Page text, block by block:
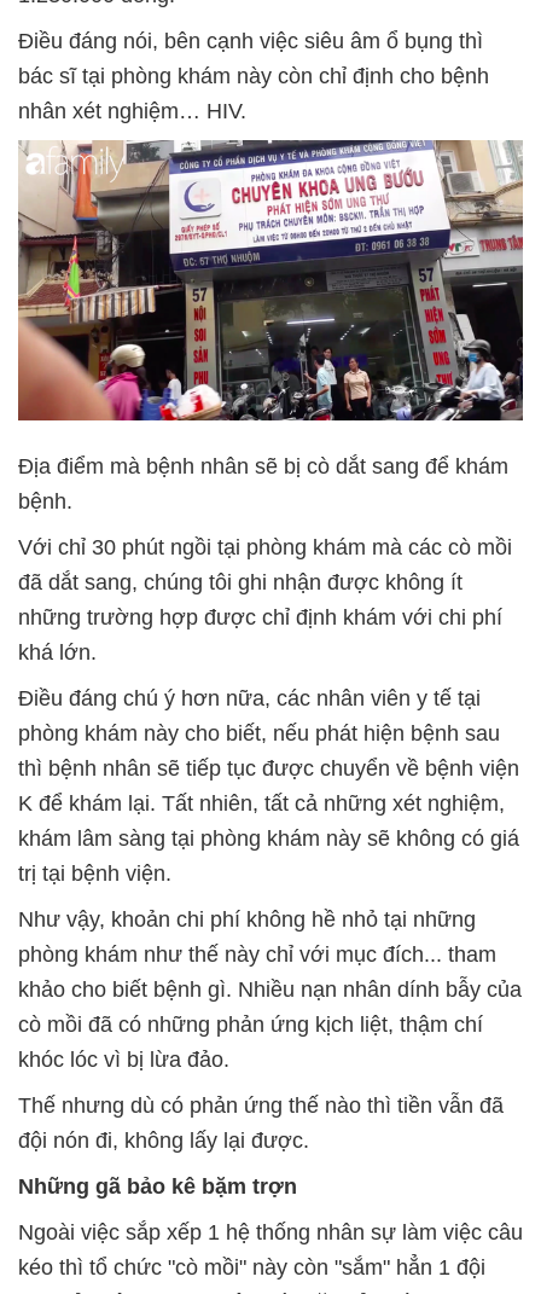
Điều đáng nói, bên cạnh việc siêu âm ổ bụng thì
bác sĩ tại phòng khám này còn chỉ định cho bệnh
nhân xét nghiệm… HIV.
Địa điểm mà bệnh nhân sẽ bị cò dắt sang để khám
bệnh.
Với chỉ 30 phút ngồi tại phòng khám mà các cò mồi
đã dắt sang, chúng tôi ghi nhận được không ít
những trường hợp được chỉ định khám với chi phí
khá lớn.
Điều đáng chú ý hơn nữa, các nhân viên y tế tại
phòng khám này cho biết, nếu phát hiện bệnh sau
thì bệnh nhân sẽ tiếp tục được chuyển về bệnh viện
K để khám lại. Tất nhiên, tất cả những xét nghiệm,
khám lâm sàng tại phòng khám này sẽ không có giá
trị tại bệnh viện.
Như vậy, khoản chi phí không hề nhỏ tại những
phòng khám như thế này chỉ với mục đích... tham
khảo cho biết bệnh gì. Nhiều nạn nhân dính bẫy của
cò mồi đã có những phản ứng kịch liệt, thậm chí
khóc lóc vì bị lừa đảo.
Thế nhưng dù có phản ứng thế nào thì tiền vẫn đã
đội nón đi, không lấy lại được.
Những gã bảo kê bặm trợn
Ngoài việc sắp xếp 1 hệ thống nhân sự làm việc câu
kéo thì tổ chức "cò mồi" này còn "sắm" hẳn 1 đội